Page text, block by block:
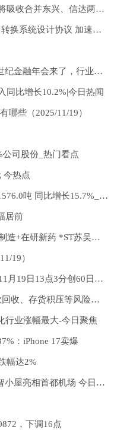
视频|“大消息，三合一”！中金公司将吸收合并东兴、信达两券商，千亿市值券商腾飞
Oklo(OKLO)与西门子能源签署电力转换系统设计协议 加速其首座核电站建设 热文
每日焦点!倒计时3天！第二十届21世纪金融年会来了，行业共话金融未来
同比增长10.2%|今日热闻
哪些（2025/11/19）
司股份_热门看点
今热点
2025年1-10月中国铝合金累计产量1576.0吨 同比增长15.7%_视讯
居前
涨停雷达：ST板块+面退博弈+医药制造+在研新药 *ST苏吴触及涨停
19）
【异动提醒】金健米业（600127）11月19日13点3分创60日新高|快消息
维通利IPO更新财务资料，应收账款回收、存货积压等风险受关注
行业涨幅最大-今日聚焦
：iPhone 17卖爆
幅达2%
免费体验电子“老中医”，中医药数智小屋亮相首都机场 今日热门
，下调16点